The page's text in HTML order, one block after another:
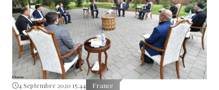
4 Septembre 2020 15:44 France